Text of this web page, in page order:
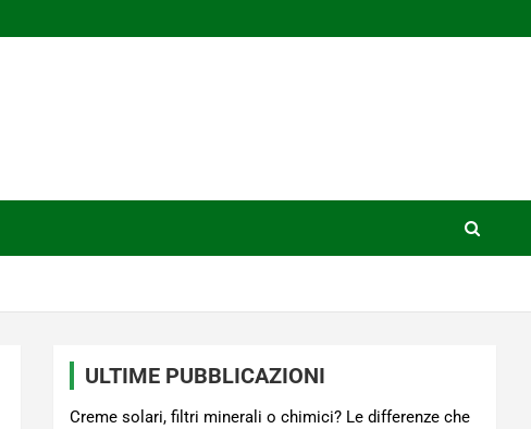
ULTIME PUBBLICAZIONI
Creme solari, filtri minerali o chimici? Le differenze che